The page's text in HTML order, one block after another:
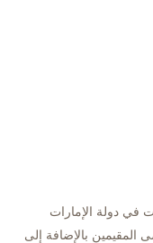
في دولة الإمارات
من 900 سرير للمرضى المقيمين بالإضافة إلى